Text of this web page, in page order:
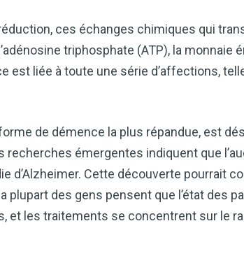
ces échanges chimiques qui
triphosphate (ATP), la monnaie
est liée à toute une série d’affections,
de démence la plus répandue, est
émergentes indiquent que
d’Alzheimer. Cette découverte pourrait
plupart des gens pensent que l’état des
et les traitements se concentrent sur le